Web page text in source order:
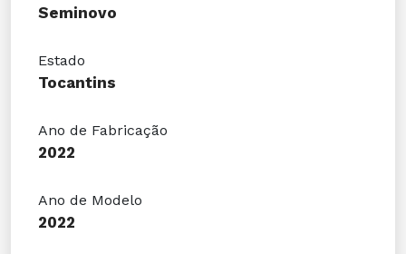
Seminovo
Estado
Tocantins
Ano de Fabricação
2022
Ano de Modelo
2022